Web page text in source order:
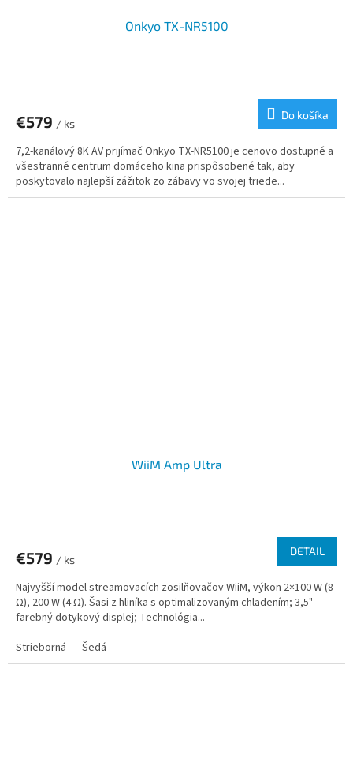
Onkyo TX-NR5100
€579 / ks
Do košíka
7,2-kanálový 8K AV prijímač Onkyo TX-NR5100 je cenovo dostupné a
všestranné centrum domáceho kina prispôsobené tak, aby
poskytovalo najlepší zážitok zo zábavy vo svojej triede...
WiiM Amp Ultra
€579 / ks
DETAIL
Najvyšší model streamovacích zosilňovačov WiiM, výkon 2×100 W (8
Ω), 200 W (4 Ω). Šasi z hliníka s optimalizovaným chladením; 3,5"
farebný dotykový displej; Technológia...
Strieborná
Šedá